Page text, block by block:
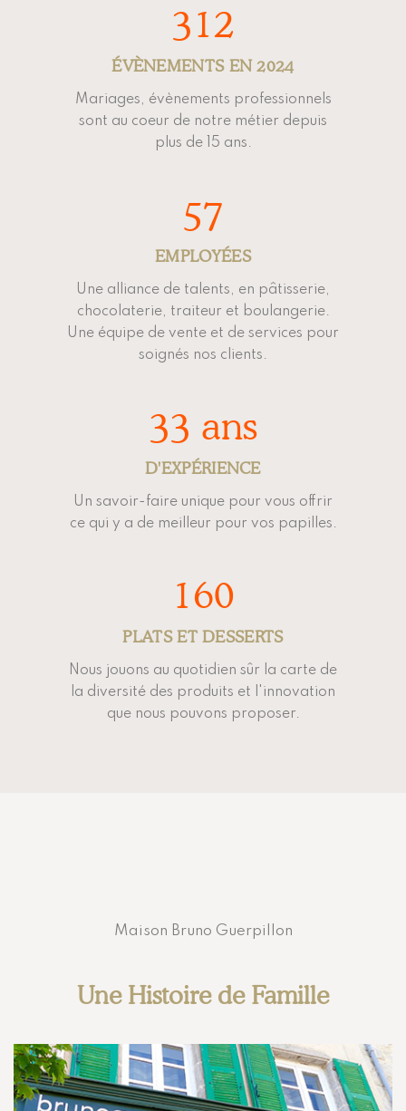
312
ÉVÈNEMENTS EN 2024
Mariages, évènements professionnels
sont au coeur de notre métier depuis
plus de 15 ans.
57
EMPLOYÉES
Une alliance de talents, en pâtisserie,
chocolaterie, traiteur et boulangerie.
Une équipe de vente et de services pour
soignés nos clients.
33 ans
D'EXPÉRIENCE
Un savoir-faire unique pour vous offrir
ce qui y a de meilleur pour vos papilles.
160
PLATS ET DESSERTS
Nous jouons au quotidien sûr la carte de
la diversité des produits et l'innovation
que nous pouvons proposer.
Maison Bruno Guerpillon
Une Histoire de Famille